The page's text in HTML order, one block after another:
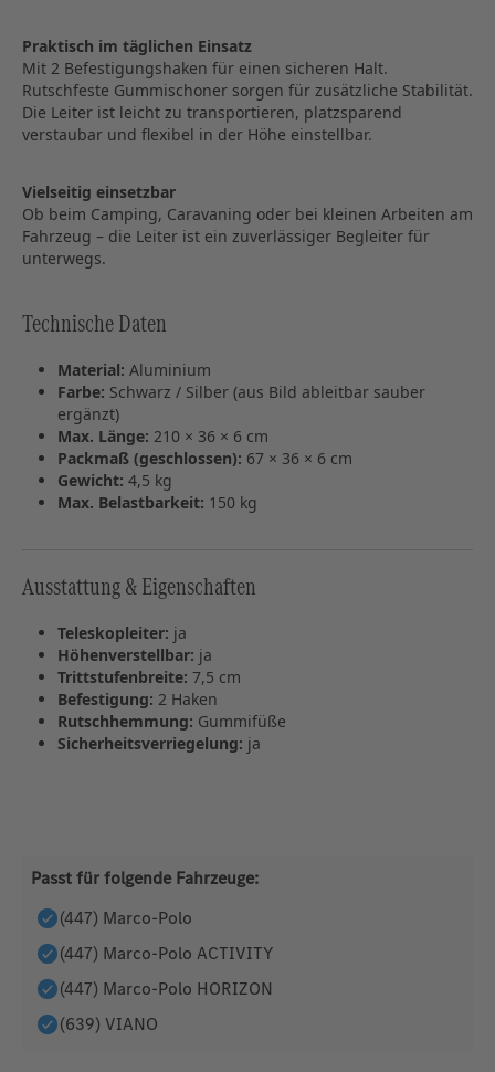
Praktisch im täglichen Einsatz
Mit 2 Befestigungshaken für einen sicheren Halt.
Rutschfeste Gummischoner sorgen für zusätzliche Stabilität.
Die Leiter ist leicht zu transportieren, platzsparend
verstaubar und flexibel in der Höhe einstellbar.
Vielseitig einsetzbar
Ob beim Camping, Caravaning oder bei kleinen Arbeiten am
Fahrzeug – die Leiter ist ein zuverlässiger Begleiter für
unterwegs.
Technische Daten
Material: Aluminium
Farbe: Schwarz / Silber (aus Bild ableitbar sauber
ergänzt)
Max. Länge: 210 × 36 × 6 cm
Packmaß (geschlossen): 67 × 36 × 6 cm
Gewicht: 4,5 kg
Max. Belastbarkeit: 150 kg
Ausstattung & Eigenschaften
Teleskopleiter: ja
Höhenverstellbar: ja
Trittstufenbreite: 7,5 cm
Befestigung: 2 Haken
Rutschhemmung: Gummifüße
Sicherheitsverriegelung: ja
Passt für folgende Fahrzeuge:
(447) Marco-Polo
(447) Marco-Polo ACTIVITY
(447) Marco-Polo HORIZON
(639) VIANO